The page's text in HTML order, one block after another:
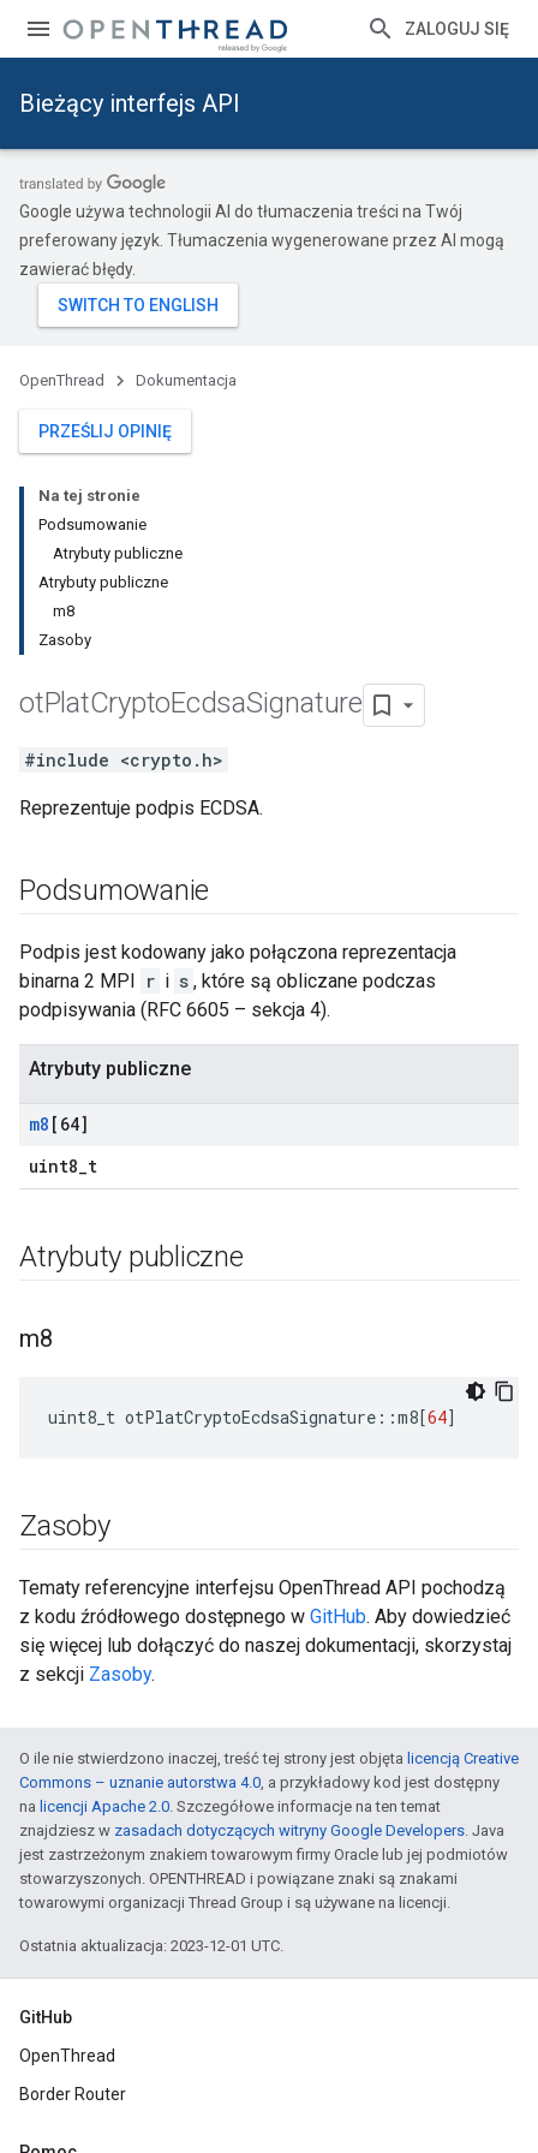
ZALOGUJ SIĘ
Bieżący interfejs API
Google używa technologii AI do tłumaczenia treści na Twój
preferowany język. Tłumaczenia wygenerowane przez AI mogą
zawierać błędy.
OpenThread Dokumentacja
PRZEŚLIJ OPINIĘ
Na tej stronie
Podsumowanie
Atrybuty publiczne
Atrybuty publiczne
m8
Zasoby
otPlatCryptoEcdsaSignature
#include <crypto.h>
Reprezentuje podpis ECDSA.
Podsumowanie
Podpis jest kodowany jako połączona reprezentacja
binarna 2 MPI r i s , które są obliczane podczas
podpisywania (RFC 6605 – sekcja 4).
Atrybuty publiczne
m8 [64]
uint8_t
Atrybuty publiczne
m8
uint8_t otPlatCryptoEcdsaSignature ::m8[64]
Zasoby
Tematy referencyjne interfejsu OpenThread API pochodzą
z kodu źródłowego dostępnego w GitHub. Aby dowiedzieć
się więcej lub dołączyć do naszej dokumentacji, skorzystaj
z sekcji Zasoby.
O ile nie stwierdzono inaczej, treść tej strony jest objęta licencją Creative
Commons – uznanie autorstwa 4.0, a przykładowy kod jest dostępny
na licencji Apache 2.0. Szczegółowe informacje na ten temat
znajdziesz w zasadach dotyczących witryny Google Developers. Java
jest zastrzeżonym znakiem towarowym firmy Oracle lub jej podmiotów
stowarzyszonych. OPENTHREAD i powiązane znaki są znakami
towarowymi organizacji Thread Group i są używane na licencji.
Ostatnia aktualizacja: 2023-12-01 UTC.
GitHub
OpenThread
Border Router